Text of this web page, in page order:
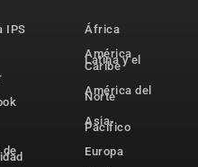
IPS
de
África
América
Latina y el
Caribe
América del
Norte
Asia-
Pacífico
Europa